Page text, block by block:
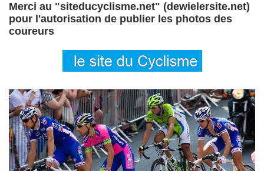
Merci au "siteducyclisme.net" (dewielersite.net)
pour l'autorisation de publier les photos des
coureurs